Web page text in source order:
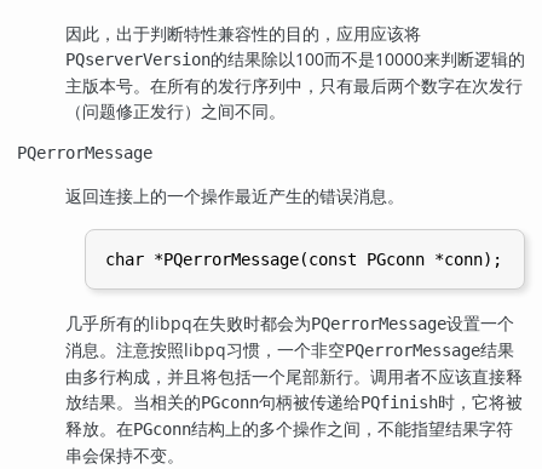
因此，出于判断特性兼容性的目的，应用应该将
PQserverVersion的结果除以100而不是10000来判断逻辑的
主版本号。在所有的发行序列中，只有最后两个数字在次发行
（问题修正发行）之间不同。
PQerrorMessage
返回连接上的一个操作最近产生的错误消息。
几乎所有的libpq在失败时都会为PQerrorMessage设置一个
消息。注意按照libpq习惯，一个非空PQerrorMessage结果
由多行构成，并且将包括一个尾部新行。调用者不应该直接释
放结果。当相关的PGconn句柄被传递给PQfinish时，它将被
释放。在PGconn结构上的多个操作之间，不能指望结果字符
串会保持不变。